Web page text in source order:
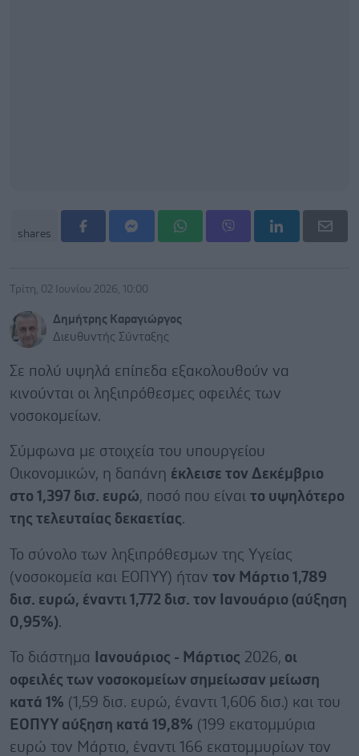
shares
Τρίτη, 02 Ιουνίου 2026, 10:00
Δημήτρης Καραγιώργος
Διευθυντής Σύνταξης
Σε πολύ υψηλά επίπεδα εξακολουθούν να
κινούνται οι ληξιπρόθεσμες οφειλές των
νοσοκομείων.
Σύμφωνα με στοιχεία του υπουργείου
Οικονομικών, η δαπάνη έκλεισε τον Δεκέμβριο
στο 1,397 δισ. ευρώ, ποσό που είναι το υψηλότερο
της τελευταίας δεκαετίας.
Το σύνολο των ληξιπρόθεσμων της Υγείας
(νοσοκομεία και ΕΟΠΥΥ) ήταν τον Μάρτιο 1,789
δισ. ευρώ, έναντι 1,772 δισ. τον Ιανουάριο (αύξηση
0,95%).
Το διάστημα Ιανουάριος - Μάρτιος 2026, οι
οφειλές των νοσοκομείων σημείωσαν μείωση
κατά 1% (1,59 δισ. ευρώ, έναντι 1,606 δισ.) και του
ΕΟΠΥΥ αύξηση κατά 19,8% (199 εκατομμύρια
ευρώ τον Μάρτιο, έναντι 166 εκατομμυρίων τον